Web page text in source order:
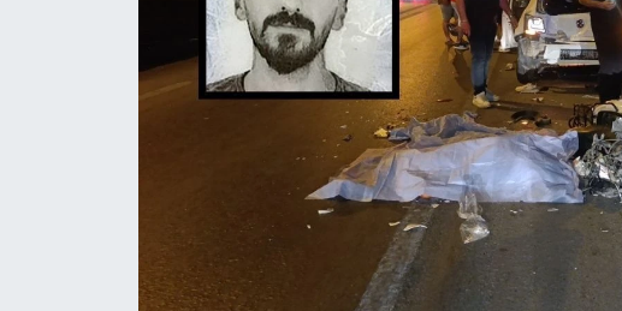
Sivil Toplum